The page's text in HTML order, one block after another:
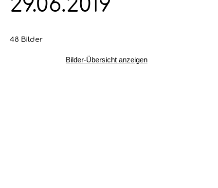
48 Bilder
Bilder-Übersicht anzeigen